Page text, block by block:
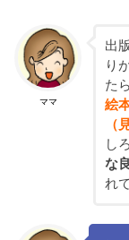
ママ
出
り
たら
絵
（
し
な
れ